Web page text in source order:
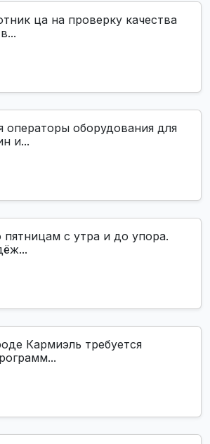
ца на проверку качества
операторы оборудования для
и...
с утра и до упора.
Кармиэль требуется